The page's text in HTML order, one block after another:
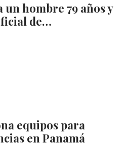
hombre 79 años y
de…
equipos para
en Panamá